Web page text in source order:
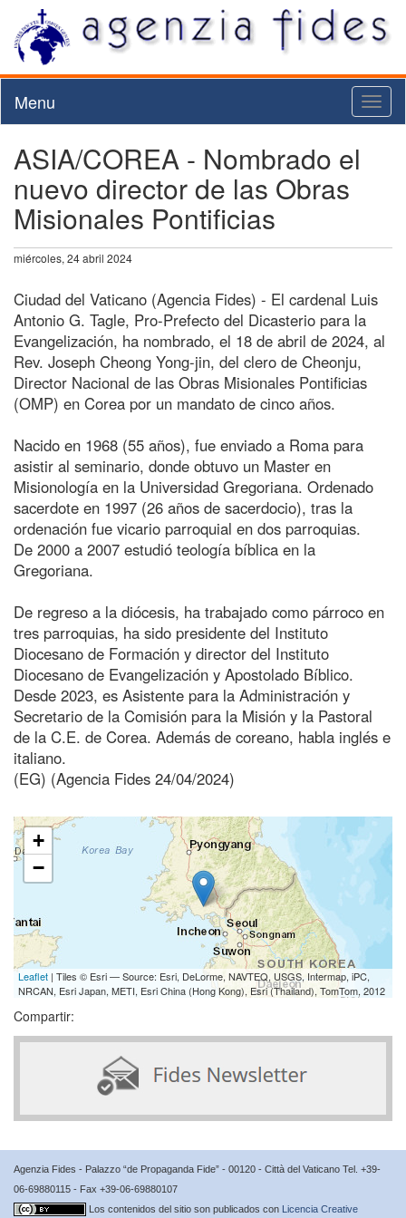
Menu
ASIA/COREA - Nombrado el
nuevo director de las Obras
Misionales Pontificias
miércoles, 24 abril 2024
Ciudad del Vaticano (Agencia Fides) - El cardenal Luis
Antonio G. Tagle, Pro-Prefecto del Dicasterio para la
Evangelización, ha nombrado, el 18 de abril de 2024, al
Rev. Joseph Cheong Yong-jin, del clero de Cheonju,
Director Nacional de las Obras Misionales Pontificias
(OMP) en Corea por un mandato de cinco años.
Nacido en 1968 (55 años), fue enviado a Roma para
asistir al seminario, donde obtuvo un Master en
Misionología en la Universidad Gregoriana. Ordenado
sacerdote en 1997 (26 años de sacerdocio), tras la
ordenación fue vicario parroquial en dos parroquias.
De 2000 a 2007 estudió teología bíblica en la
Gregoriana.
De regreso a la diócesis, ha trabajado como párroco en
tres parroquias, ha sido presidente del Instituto
Diocesano de Formación y director del Instituto
Diocesano de Evangelización y Apostolado Bíblico.
Desde 2023, es Asistente para la Administración y
Secretario de la Comisión para la Misión y la Pastoral
de la C.E. de Corea. Además de coreano, habla inglés e
italiano.
(EG) (Agencia Fides 24/04/2024)
+
−
Leaflet | Tiles © Esri — Source: Esri, DeLorme, NAVTEQ, USGS, Intermap, iPC,
NRCAN, Esri Japan, METI, Esri China (Hong Kong), Esri (Thailand), TomTom, 2012
Compartir:
Agenzia Fides - Palazzo “de Propaganda Fide” - 00120 - Città del Vaticano Tel. +39-
06-69880115 - Fax +39-06-69880107
Los contenidos del sitio son publicados con Licencia Creative